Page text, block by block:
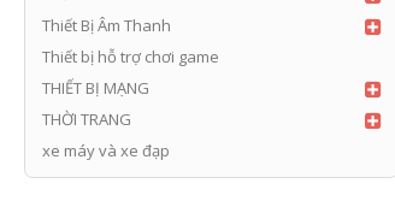
Thiết Bị Âm Thanh
Thiết bị hỗ trợ chơi game
THIẾT BỊ MẠNG
THỜI TRANG
xe máy và xe đạp